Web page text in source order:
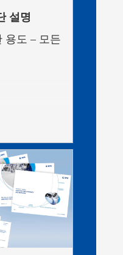
설명
용도 – 모든